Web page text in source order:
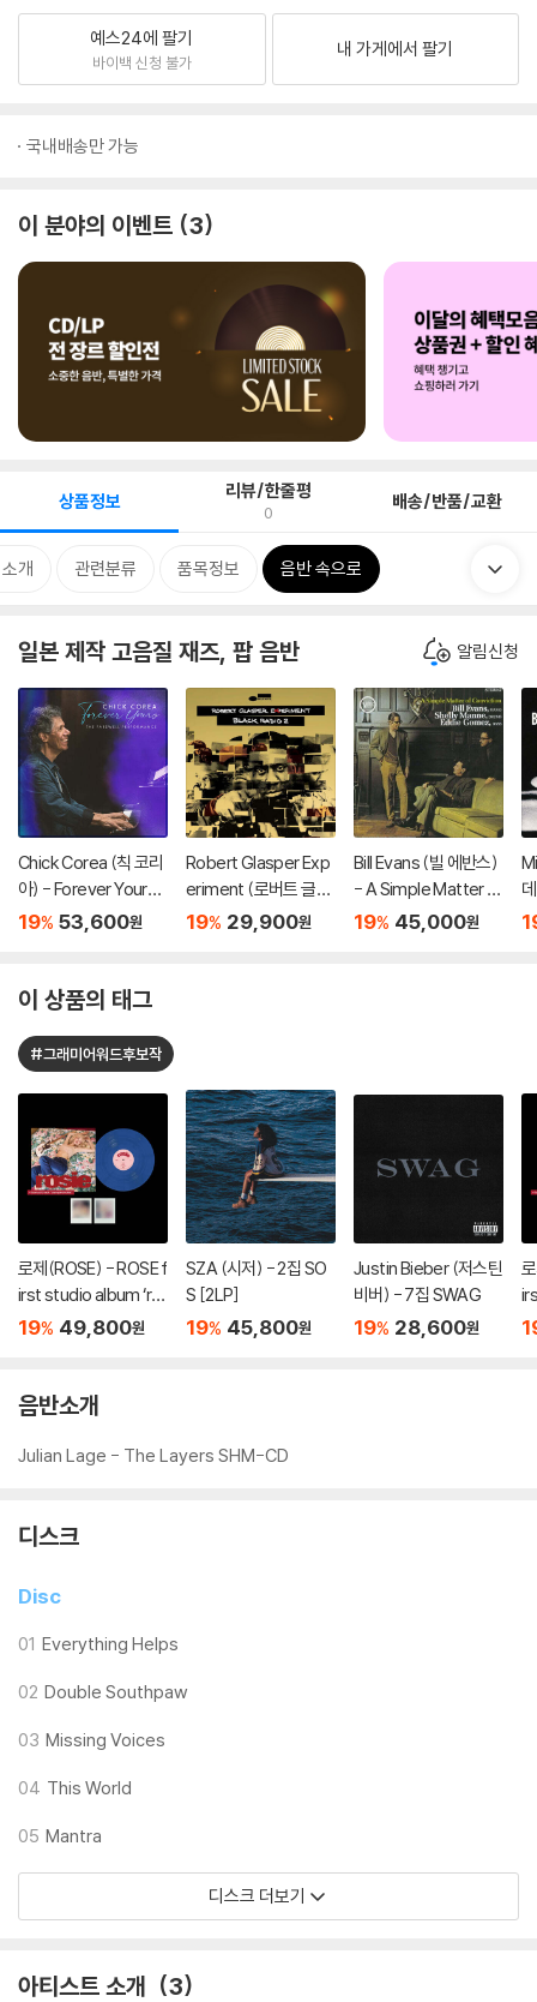
예스24에 팔기
바이백 신청 불가
내 가게에서 팔기
국내배송만 가능
이 분야의 이벤트 3
상품정보 리뷰/한줄평
0 배송/반품/교환
개 관련분류 품목정보 음반 속으로
일본 제작 고음질 재즈, 팝 음반 알림신청
Chick Corea (칙 코리
아) - Forever Yours -
The Farewell Perfor
19% 53,600원
Robert Glasper Exp
eriment (로버트 글래
스퍼 익스페리먼트) -
19% 29,900원
Bill Evans (빌 에반스)
- A Simple Matter O
f Conviction [UHQC
19% 45,000원
이 상품의 태그
#그래미어워드후보작
로제(ROSE) - ROSE f
irst studio album ‘ro
sie’ vinyl (vampireho
19% 49,800원
SZA (시저) - 2집 SO
S [2LP]
19% 45,800원
Justin Bieber (저스틴
비버) - 7집 SWAG
19% 28,600원
음반소개
Julian Lage - The Layers SHM-CD
디스크
Disc
01 Everything Helps
02 Double Southpaw
03 Missing Voices
04 This World
05 Mantra
디스크 더보기
아티스트 소개 3